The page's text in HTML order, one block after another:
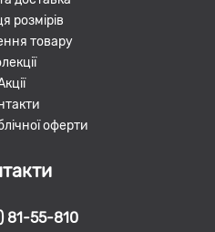
розмірів
товару
оферти
81-55-810